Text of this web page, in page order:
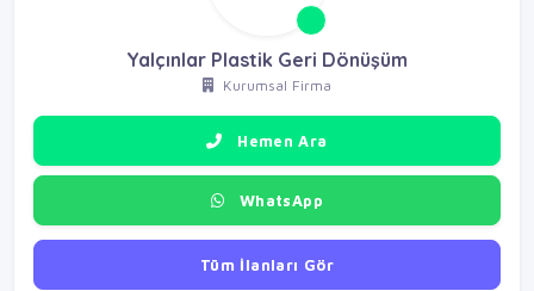
Yalçınlar Plastik Geri Dönüşüm
Kurumsal Firma
Hemen Ara
WhatsApp
Tüm İlanları Gör